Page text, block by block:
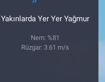
Yakınlarda Yer Yer Yağmur
Nem: %81
Rüzgar: 3.61 m/s